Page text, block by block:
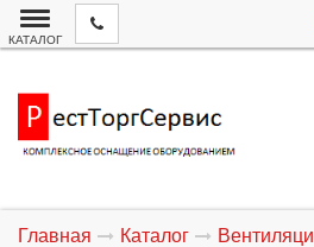
КАТАЛОГ
Главная Каталог